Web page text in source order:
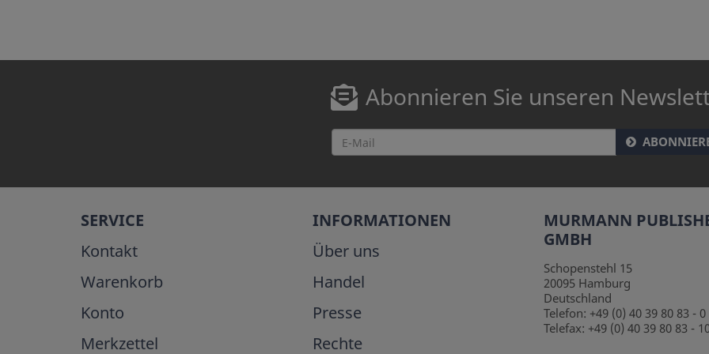
Abonnieren Sie unseren
SERVICE
Kontakt
Warenkorb
Konto
Merkzettel
INFORMATIONEN
Über uns
Handel
Presse
Rechte
MURMANN
GMBH
Schopenstehl 15
20095 Hamburg
Deutschland
Telefon: +49 (0) 40 39 80 83 - 0
Telefax: +49 (0) 40 39 80 83 -